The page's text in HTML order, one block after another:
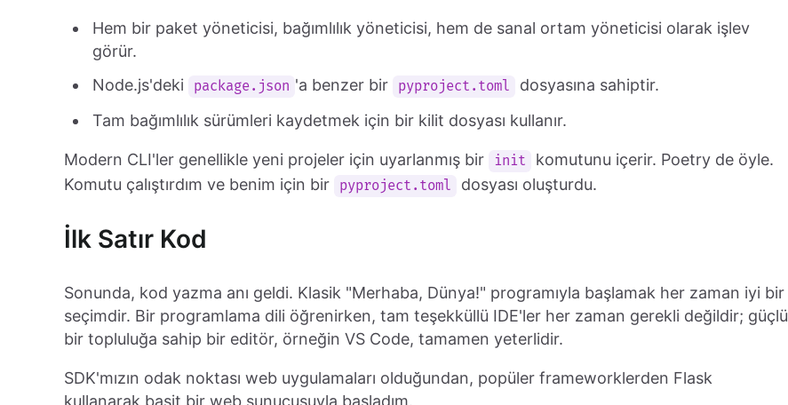
Hem bir paket yöneticisi, bağımlılık yöneticisi, hem de sanal ortam yöneticisi olarak işlev
görür.
Node.js'deki
package.json 'a benzer bir pyproject.toml
dosyasına sahiptir.
Tam bağımlılık sürümleri kaydetmek için bir kilit dosyası kullanır.
Modern CLI'ler genellikle yeni projeler için uyarlanmış bir init
komutunu içerir. Poetry de öyle.
Komutu çalıştırdım ve benim için bir
pyproject.toml dosyası oluşturdu.
İlk Satır Kod
Sonunda, kod yazma anı geldi. Klasik "Merhaba, Dünya!" programıyla başlamak her zaman iyi bir
seçimdir. Bir programlama dili öğrenirken, tam teşekküllü IDE'ler her zaman gerekli değildir; güçlü
bir topluluğa sahip bir editör, örneğin VS Code, tamamen yeterlidir.
SDK'mızın odak noktası web uygulamaları olduğundan, popüler frameworklerden Flask
kullanarak basit bir web sunucusuyla başladım.